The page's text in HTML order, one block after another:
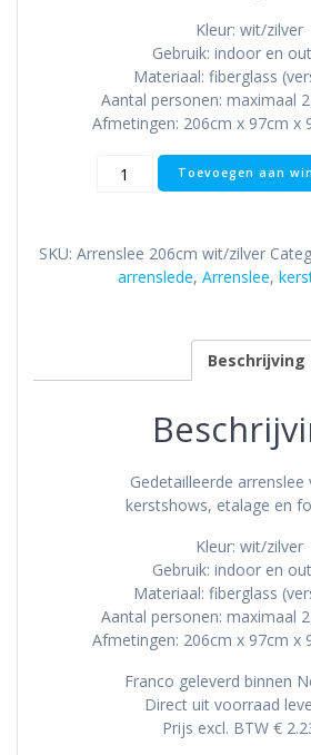
Kleur: wit/zilver
Gebruik: indoor en
Materiaal: fiberglass
Aantal personen: maximaal
Afmetingen: 206cm x 97cm x
Arrenslee
206cm
Toevoegen aan
SKU: Arrenslee 206cm wit/zilver
arrenslede, Arrenslee,
Beschrijving
Gedetailleerde arrenslee
kerstshows, etalage en
Kleur: wit/zilver
Gebruik: indoor en
Materiaal: fiberglass
Aantal personen: maximaal
Afmetingen: 206cm x 97cm x
Franco geleverd binnen
Direct uit voorraad
Prijs excl. BTW €